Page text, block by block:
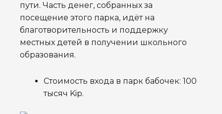
пути. Часть денег, собранных за
посещение этого парка, идёт на
благотворительность и поддержку
местных детей в получении школьного
образования.
Стоимость входа в парк бабочек: 100
тысяч Kip.